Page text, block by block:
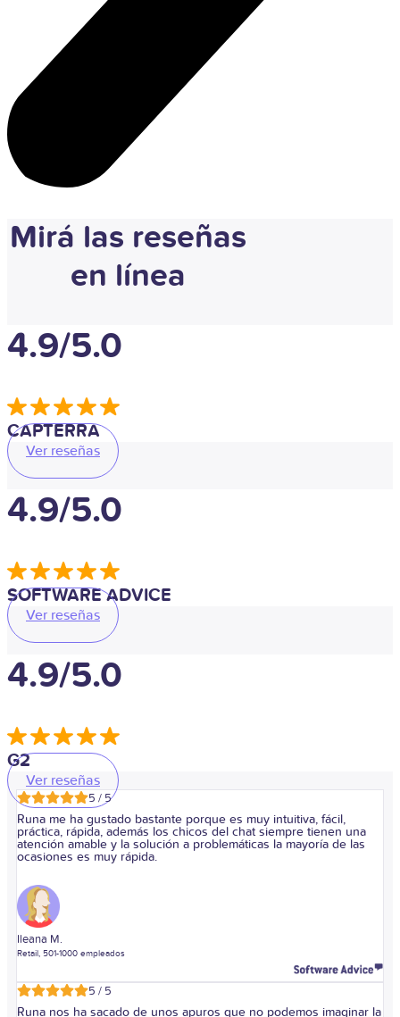
Mirá las reseñas
en línea
4.9/5.0
CAPTERRA
Ver reseñas
4.9/5.0
SOFTWARE ADVICE
Ver reseñas
4.9/5.0
G2
Ver reseñas
5 / 5
Runa me ha gustado bastante porque es muy intuitiva, fácil,
práctica, rápida, además los chicos del chat siempre tienen una
atención amable y la solución a problemáticas la mayoría de las
ocasiones es muy rápida.
Ileana M.
Retail, 501-1000 empleados
5 / 5
Runa nos ha sacado de unos apuros que no podemos imaginar la